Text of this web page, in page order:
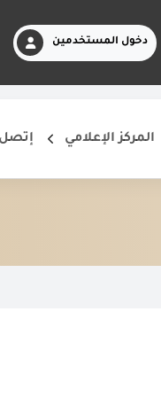
دخول المستخدمين
المركز الإعلامي إتصل